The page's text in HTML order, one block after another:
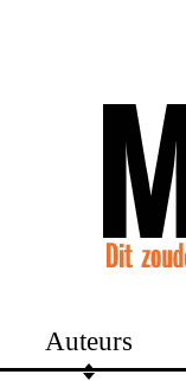
Auteurs